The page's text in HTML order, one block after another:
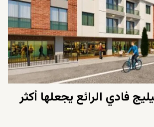
فادي الرائع يجعلها أكثر